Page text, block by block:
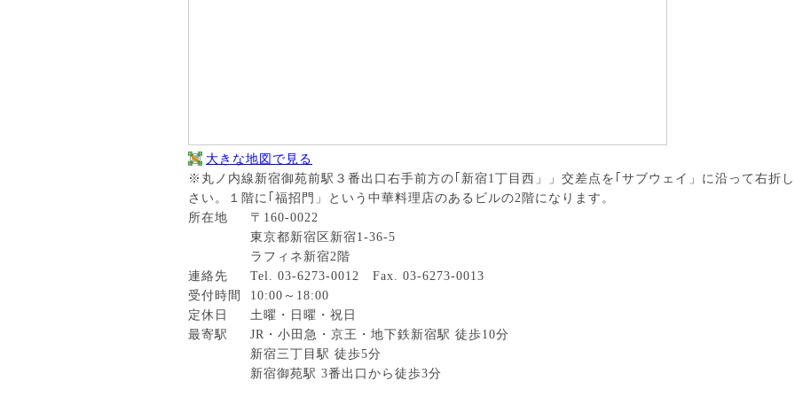
大きな地図で見る
※丸ノ内線新宿御苑前駅３番出口右手前方の｢新宿1丁目西」」交差点を｢サブウェイ」に沿って右折
さい。１階に｢福招門」という中華料理店のあるビルの2階になります。
所在地
〒160-0022
東京都新宿区新宿1-36-5
ラフィネ新宿2階
連絡先
Tel. 03-6273-0012
Fax. 03-6273-0013
受付時間
10:00～18:00
定休日
土曜・日曜・祝日
最寄駅
JR・小田急・京王・地下鉄新宿駅 徒歩10分
新宿三丁目駅 徒歩5分
新宿御苑駅 3番出口から徒歩3分